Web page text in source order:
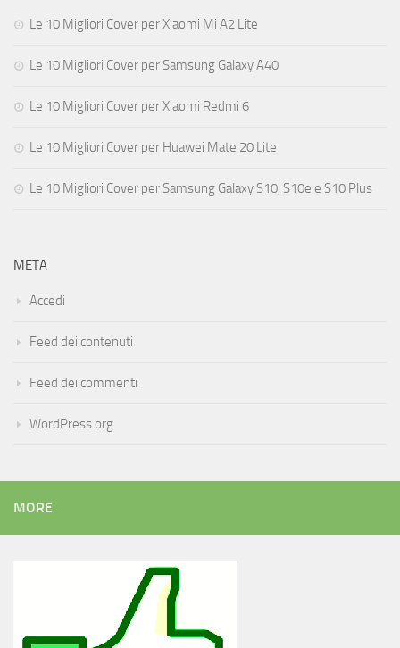
Le 10 Migliori Cover per Xiaomi Mi A2 Lite
Le 10 Migliori Cover per Samsung Galaxy A40
Le 10 Migliori Cover per Xiaomi Redmi 6
Le 10 Migliori Cover per Huawei Mate 20 Lite
Le 10 Migliori Cover per Samsung Galaxy S10, S10e e S10 Plus
META
Accedi
Feed dei contenuti
Feed dei commenti
WordPress.org
MORE